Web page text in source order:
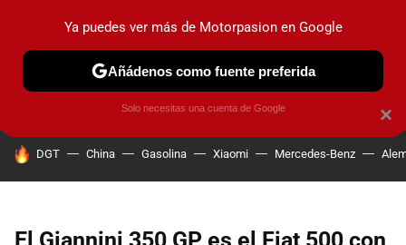
PRUEBAS COCHES ELÉCTRICOS OBSERVATORIO
HOY SE HABLA DE
DGT China Gasolina Xiaomi Mercedes-Benz
×
Ya puedes ver más de Motorpasion en Google
Añádenos como fuente preferida
Solo necesitas una cuenta de Google